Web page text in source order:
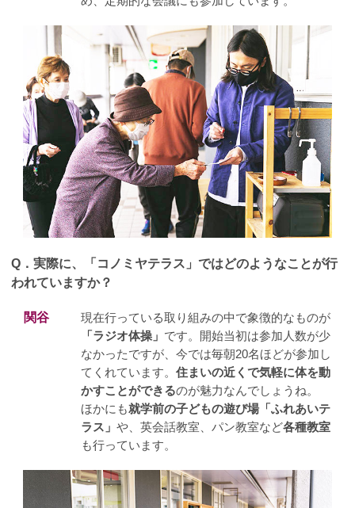
Q． 実際に、「コノミヤテラス」ではどのようなことが行
われていますか？
関谷
現在行っている取り組みの中で象徴的なものが
「ラジオ体操」 です。開始当初は参加人数が少
なかったですが、今では毎朝20名ほどが参加し
てくれています。住まいの近くで気軽に体を動
かすことができるのが魅力なんでしょうね。
ほかにも就学前の子どもの遊び場「ふれあいテ
ラス」や、英会話教室、パン教室など各種教室
も行っています。